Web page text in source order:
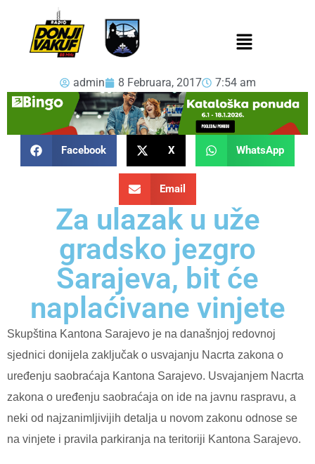
admin 8 Februara, 2017 7:54 am
Facebook X WhatsApp
Email
Za ulazak u uže
gradsko jezgro
Sarajeva, bit će
naplaćivane vinjete
Skupština Kantona Sarajevo je na današnjoj redovnoj
sjednici donijela zaključak o usvajanju Nacrta zakona o
uređenju saobraćaja Kantona Sarajevo. Usvajanjem Nacrta
zakona o uređenju saobraćaja on ide na javnu raspravu, a
neki od najzanimljivijih detalja u novom zakonu odnose se
na vinjete i pravila parkiranja na teritoriji Kantona Sarajevo.